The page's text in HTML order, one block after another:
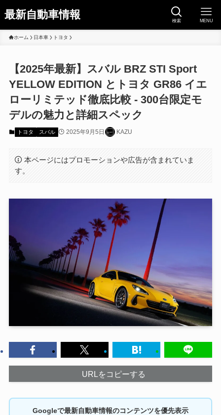
最新自動車情報 検索 MENU
ホーム 日本車 トヨタ
【2025年最新】スバル BRZ STI Sport
YELLOW EDITION とトヨタ GR86 イエ
ローリミテッド徹底比較 - 300台限定モ
デルの魅力と詳細スペック
トヨタ スバル 2025年9月5日 KAZU
本ページにはプロモーションや広告が含まれていま
す。
URLをコピーする
Googleで最新自動車情報のコンテンツを優先表示